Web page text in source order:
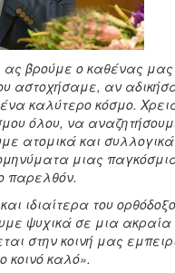
βρούμε ο καθένας μας
αστοχήσαμε, αν
καλύτερο κόσμο.
όλου, να
ατομικά και
μιας
παρελθόν.
και ιδιαίτερα του
ψυχικά σε μια ακραία
στην κοινή μας
κοινό καλό».